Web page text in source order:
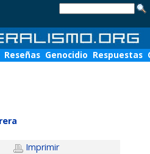
Reseñas Genocidio Respuestas
Imprimir